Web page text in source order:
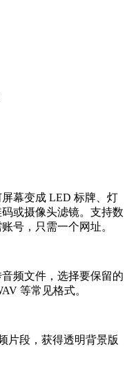
幕变成 LED 标牌、灯
或摄像头滤镜。支持数
号，只需一个网址。
频文件，选择要保留的
等常见格式。
片段，获得透明背景版